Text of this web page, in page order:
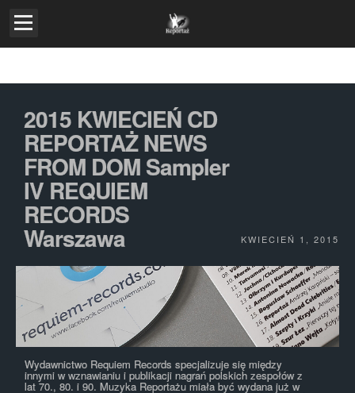
KONCERTY
STUDIO
DYSKOGRAFIA
TEKSTY, OBRAZY, GRAFIKA
INSTRUMENTY
PRASA
RADIO
2015 KWIECIEŃ CD
REPORTAŻ NEWS
FROM DOM Sampler
IV REQUIEM
RECORDS
Warszawa KWIECIEŃ 1, 2015
Wydawnictwo Requiem Records specjalizuje się między
innymi w wznawianiu i publikacji nagrań polskich zespołów z
lat 70., 80. i 90. Muzyka Reportażu miała być wydana już w